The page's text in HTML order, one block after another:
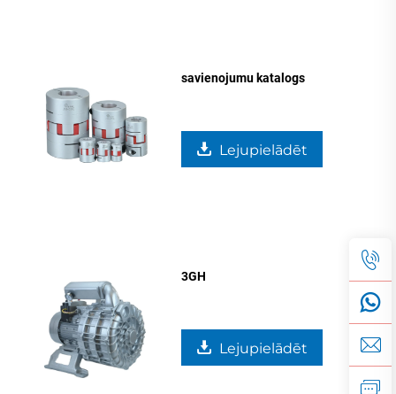
savienojumu katalogs
Lejupielādēt
3GH
Lejupielādēt